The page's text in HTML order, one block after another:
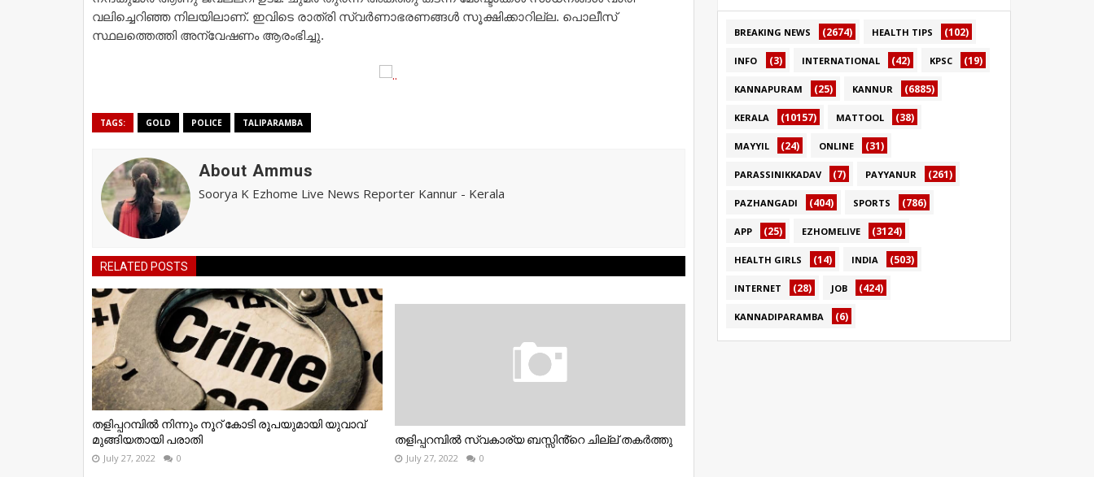
വലിച്ചെറിഞ്ഞ നിലയിലാണ്. ഇവിടെ രാത്രി സ്വർണാഭരണങ്ങൾ സൂക്ഷിക്കാറില്ല. പൊലീസ്
സ്ഥലത്തെത്തി അന്വേഷണം ആരംഭിച്ചു.
TAGS: GOLD POLICE TALIPARAMBA
About Ammus
Soorya K Ezhome Live News Reporter Kannur - Kerala
RELATED POSTS
തളിപ്പറമ്പിൽ നിന്നും നൂറ് കോടി രൂപയുമായി യുവാവ്
മുങ്ങിയതായി പരാതി
July 27, 2022 0
തളിപ്പറമ്പിൽ സ്വകാര്യ ബസ്സിൻ്റെ ചില്ല് തകർത്തു
July 27, 2022 0
BREAKING NEWS (2674) HEALTH TIPS (102)
INFO (3) INTERNATIONAL (42) KPSC (19)
KANNAPURAM (25) KANNUR (6885)
KERALA (10157) MATTOOL (38)
MAYYIL (24) ONLINE (31)
PARASSINIKKADAV (7) PAYYANUR (261)
PAZHANGADI (404) SPORTS (786)
APP (25) EZHOMELIVE (3124)
HEALTH GIRLS (14) INDIA (503)
INTERNET (28) JOB (424)
KANNADIPARAMBA (6)